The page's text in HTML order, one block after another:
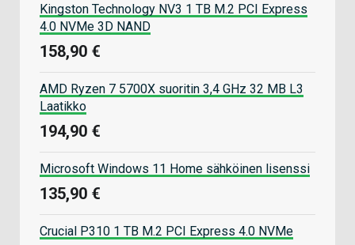
Kingston Technology NV3 1 TB M.2 PCI Express
4.0 NVMe 3D NAND
158,90 €
AMD Ryzen 7 5700X suoritin 3,4 GHz 32 MB L3
Laatikko
194,90 €
Microsoft Windows 11 Home sähköinen lisenssi
135,90 €
Crucial P310 1 TB M.2 PCI Express 4.0 NVMe